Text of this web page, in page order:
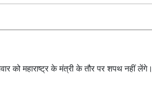
को महाराष्ट्र के मंत्री के तौर पर शपथ नहीं लेंगे।